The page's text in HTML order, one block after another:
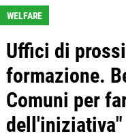
WELFARE
Uffici di
formazione.
Comuni per
dell'iniziativa"